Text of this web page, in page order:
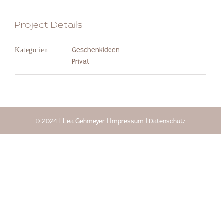
Project Details
Kategorien:
Geschenkideen
Privat
© 2024 | Lea Gehmeyer | Impressum | Datenschutz